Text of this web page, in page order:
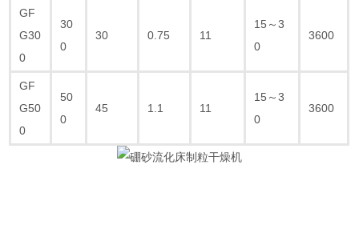
GF
G30
0
30
0
30 0.75 11
15～3
0
3600
GF
G50
0
50
0
45 1.1 11
15～3
0
3600